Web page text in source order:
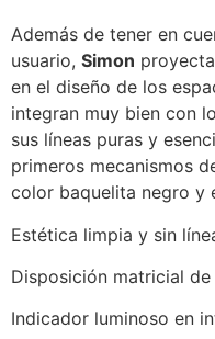
Además de tener en
usuario, Simon
en el diseño de los
integran muy bien con
sus líneas puras y
primeros mecanismos
color baquelita negro y
Estética limpia y sin
Disposición matricial
Indicador luminoso en